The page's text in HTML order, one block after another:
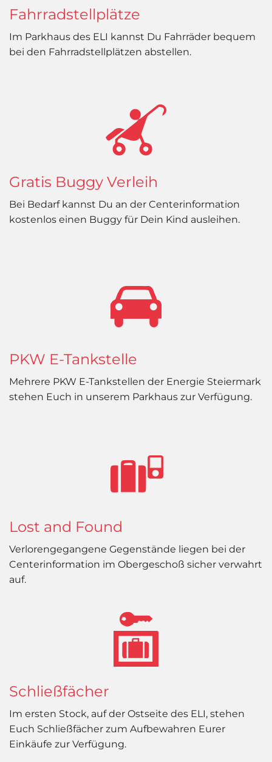
Fahrradstellplätze
Im Parkhaus des ELI kannst Du Fahrräder bequem
bei den Fahrradstellplätzen abstellen.
Gratis Buggy Verleih
Bei Bedarf kannst Du an der Centerinformation
kostenlos einen Buggy für Dein Kind ausleihen.
PKW E-Tankstelle
Mehrere PKW E-Tankstellen der Energie Steiermark
stehen Euch in unserem Parkhaus zur Verfügung.
Lost and Found
Verlorengegangene Gegenstände liegen bei der
Centerinformation im Obergeschoß sicher verwahrt
auf.
Schließfächer
Im ersten Stock, auf der Ostseite des ELI, stehen
Euch Schließfächer zum Aufbewahren Eurer
Einkäufe zur Verfügung.